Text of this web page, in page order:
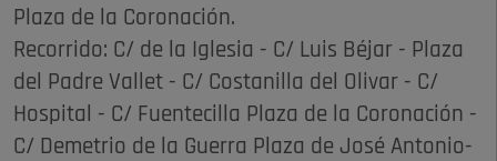
Plaza de la Coronación.
Recorrido: C/ de la Iglesia - C/ Luis Béjar - Plaza
del Padre Vallet - C/ Costanilla del Olivar - C/
Hospital - C/ Fuentecilla Plaza de la Coronación -
C/ Demetrio de la Guerra Plaza de José Antonio-